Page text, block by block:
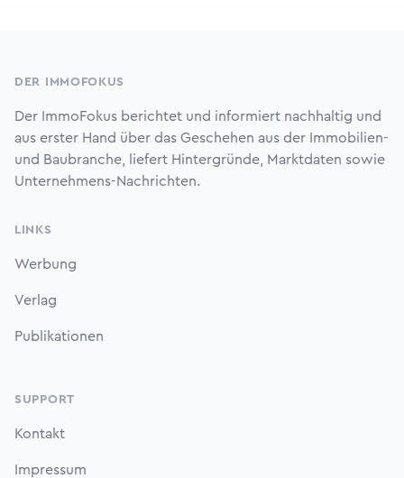
DER IMMOFOKUS
Der ImmoFokus berichtet und informiert nachhaltig und
aus erster Hand über das Geschehen aus der Immobilien-
und Baubranche, liefert Hintergründe, Marktdaten sowie
Unternehmens-Nachrichten.
LINKS
Werbung
Verlag
Publikationen
SUPPORT
Kontakt
Impressum